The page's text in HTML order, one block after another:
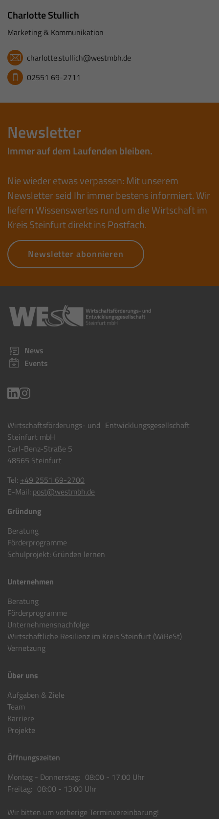
Charlotte Stullich
Marketing & Kommunikation
charlotte.stullich@westmbh.de
02551 69-2711
Newsletter
Immer auf dem Laufenden bleiben.
Nie wieder etwas verpassen: Mit unserem
Newsletter seid Ihr immer bestens informiert. Wir
liefern Wissenswertes rund um die Wirtschaft im
Kreis Steinfurt direkt ins Postfach.
Newsletter abonnieren
News
Events
Wirtschaftsförderungs- und Entwicklungsgesellschaft
Steinfurt mbH
Carl-Benz-Straße 5
48565 Steinfurt
Tel: +49 2551 69-2700
E-Mail: post@westmbh.de
Gründung
Beratung
Förderprogramme
Schulprojekt: Gründen lernen
Unternehmen
Beratung
Förderprogramme
Unternehmensnachfolge
Wirtschaftliche Resilienz im Kreis Steinfurt (WiReSt)
Vernetzung
Über uns
Aufgaben & Ziele
Team
Karriere
Projekte
Öffnungszeiten
Montag - Donnerstag: 08:00 - 17:00 Uhr
Freitag: 08:00 - 13:00 Uhr
Wir bitten um vorherige Terminvereinbarung!